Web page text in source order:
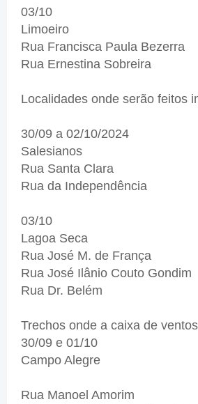
03/10
Limoeiro
Rua Francisca Paula Bezerra
Rua Ernestina Sobreira
Localidades onde serão feitos
30/09 a 02/10/2024
Salesianos
Rua Santa Clara
Rua da Independência
03/10
Lagoa Seca
Rua José M. de França
Rua José Ilânio Couto Gondim
Rua Dr. Belém
Trechos onde a caixa de
30/09 e 01/10
Campo Alegre
Rua Manoel Amorim